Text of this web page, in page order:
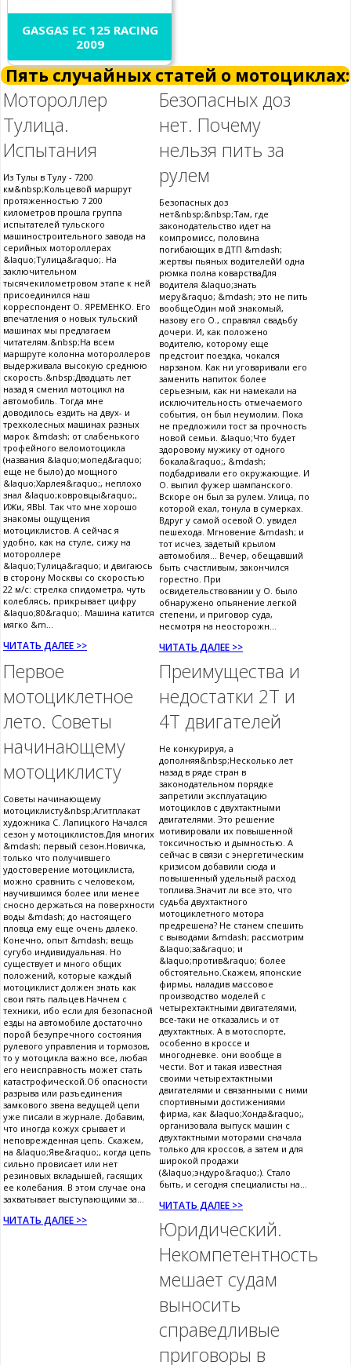
GASGAS EC 125 RACING
2009
Пять случайных статей о мотоциклах:
Мотороллер
Тулица.
Испытания
Из Тулы в Тулу - 7200
км&nbsp;Кольцевой маршрут
протяженностью 7 200
километров прошла группа
испытателей тульского
машиностроительного завода на
серийных мотороллерах
&laquo;Тулица&raquo;. На
заключительном
тысячекилометровом этапе к ней
присоединился наш
корреспондент О. ЯРЕМЕНКО. Его
впечатления о новых тульский
машинах мы предлагаем
читателям.&nbsp;На всем
маршруте колонна мотороллеров
выдерживала высокую среднюю
скорость.&nbsp;Двадцать лет
назад я сменил мотоцикл на
автомобиль. Тогда мне
доводилось ездить на двух- и
трехколесных машинах разных
марок &mdash; от слабенького
трофейного веломотоцикла
(названия &laquo;мопед&raquo;
еще не было) до мощного
&laquo;Харлея&raquo;, неплохо
знал &laquo;ковровцы&raquo;,
ИЖи, ЯВЫ. Так что мне хорошо
знакомы ощущения
мотоциклистов. А сейчас я
удобно, как на стуле, сижу на
мотороллере
&laquo;Тулица&raquo; и двигаюсь
в сторону Москвы со скоростью
22 м/с: стрелка спидометра, чуть
колеблясь, прикрывает цифру
&laquo;80&raquo;. Машина катится
мягко &m...
ЧИТАТЬ ДАЛЕЕ >>
Безопасных доз
нет. Почему
нельзя пить за
рулем
Безопасных доз
нет&nbsp;&nbsp;Там, где
законодательство идет на
компромисс, половина
погибающих в ДТП &mdash;
жертвы пьяных водителейИ одна
рюмка полна коварстваДля
водителя &laquo;знать
меру&raquo; &mdash; это не пить
вообщеОдин мой знакомый,
назову его О., справлял свадьбу
дочери. И, как положено
водителю, которому еще
предстоит поездка, чокался
нарзаном. Как ни уговаривали его
заменить напиток более
серьезным, как ни намекали на
исключительность отмечаемого
события, он был неумолим. Пока
не предложили тост за прочность
новой семьи. &laquo;Что будет
здоровому мужику от одного
бокала&raquo;, &mdash;
подбадривали его окружающие. И
О. выпил фужер шампанского.
Вскоре он был за рулем. Улица, по
которой ехал, тонула в сумерках.
Вдруг у самой осевой О. увидел
пешехода. Мгновение &mdash; и
тот исчез, задетый крылом
автомобиля... Вечер, обещавший
быть счастливым, закончился
горестно. При
освидетельствовании у О. было
обнаружено опьянение легкой
степени, и приговор суда,
несмотря на неосторожн...
ЧИТАТЬ ДАЛЕЕ >>
Первое
мотоциклетное
лето. Советы
начинающему
мотоциклисту
Советы начинающему
мотоциклисту&nbsp;Агитплакат
художника С. Лапицкого Начался
сезон у мотоциклистов.Для многих
&mdash; первый сезон.Новичка,
только что получившего
удостоверение мотоциклиста,
можно сравнить с человеком,
научившимся более или менее
сносно держаться на поверхности
воды &mdash; до настоящего
пловца ему еще очень далеко.
Конечно, опыт &mdash; вещь
сугубо индивидуальная. Но
существует и много общих
положений, которые каждый
мотоциклист должен знать как
свои пять пальцев.Начнем с
техники, ибо если для безопасной
езды на автомобиле достаточно
порой безупречного состояния
рулевого управления и тормозов,
то у мотоцикла важно все, любая
его неисправность может стать
катастрофической.Об опасности
разрыва или разъединения
замкового звена ведущей цепи
уже писали в журнале. Добавим,
что иногда кожух срывает и
неповрежденная цепь. Скажем,
на &laquo;Яве&raquo;, когда цепь
сильно провисает или нет
резиновых вкладышей, гасящих
ее колебания. В этом случае она
захватывает выступающими за...
ЧИТАТЬ ДАЛЕЕ >>
Преимущества и
недостатки 2Т и
4Т двигателей
Не конкурируя, а
дополняя&nbsp;Несколько лет
назад в ряде стран в
законодательном порядке
запретили эксплуатацию
мотоциклов с двухтактными
двигателями. Это решение
мотивировали их повышенной
токсичностью и дымностью. А
сейчас в связи с энергетическим
кризисом добавили сюда и
повышенный удельный расход
топлива.Значит ли все это, что
судьба двухтактного
мотоциклетного мотора
предрешена? Не станем спешить
с выводами &mdash; рассмотрим
&laquo;за&raquo; и
&laquo;против&raquo; более
обстоятельно.Скажем, японские
фирмы, наладив массовое
производство моделей с
четырехтактными двигателями,
все-таки не отказались и от
двухтактных. А в мотоспорте,
особенно в кроссе и
многодневке. они вообще в
чести. Вот и такая известная
своими четырехтактными
двигателями и связанными с ними
спортивными достижениями
фирма, как &laquo;Хонда&raquo;,
организовала выпуск машин с
двухтактными моторами сначала
только для кроссов, а затем и для
широкой продажи
(&laquo;эндуро&raquo;). Стало
быть, и сегодня специалисты на...
ЧИТАТЬ ДАЛЕЕ >>
Юридический.
Некомпетентность
мешает судам
выносить
справедливые
приговоры в